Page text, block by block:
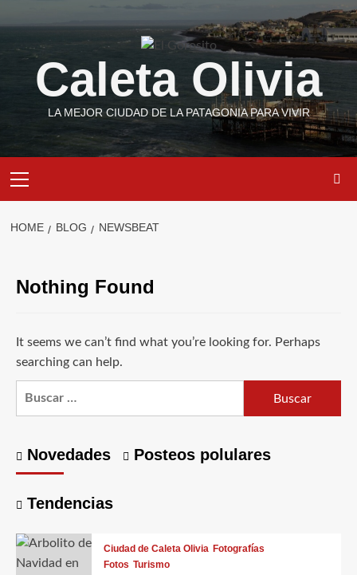
to
content
Caleta Olivia
LA MEJOR CIUDAD DE LA PATAGONIA PARA VIVIR
Menu
HOME BLOG NEWSBEAT
Nothing Found
It seems we can’t find what you’re looking for. Perhaps
searching can help.
Novedades Posteos polulares
Tendencias
Ciudad de Caleta Olivia Fotografías
Fotos Turismo